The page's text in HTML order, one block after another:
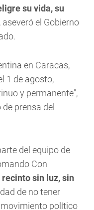
su vida, su
aseveró el Gobierno
en Caracas,
1 de agosto,
y permanente",
prensa del
del equipo de
Con
sin luz, sin
de no tener
político